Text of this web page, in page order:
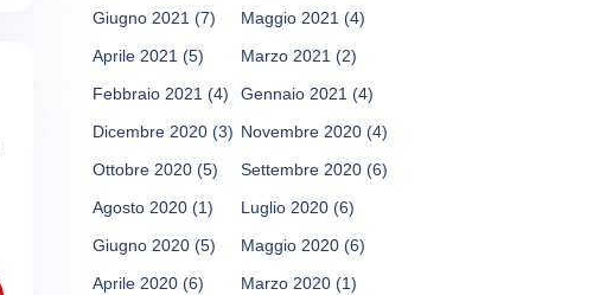
Giugno 2021 (7) Maggio 2021 (4)
Aprile 2021 (5) Marzo 2021 (2)
Febbraio 2021 (4) Gennaio 2021 (4)
Dicembre 2020 (3) Novembre 2020 (4)
Ottobre 2020 (5) Settembre 2020 (6)
Agosto 2020 (1) Luglio 2020 (6)
Giugno 2020 (5) Maggio 2020 (6)
Aprile 2020 (6) Marzo 2020 (1)